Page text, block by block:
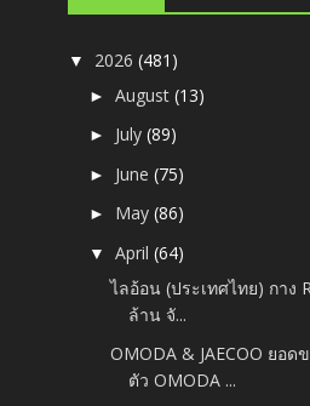
▼ 2026(481)
►August(13)
► July(89)
► June(75)
► May(86)
▼April(64)
ไลอ้อน (ประเทศไทย) กาง
ล้าน จั...
OMODA & JAECOO ยอ
ตัว OMODA ...